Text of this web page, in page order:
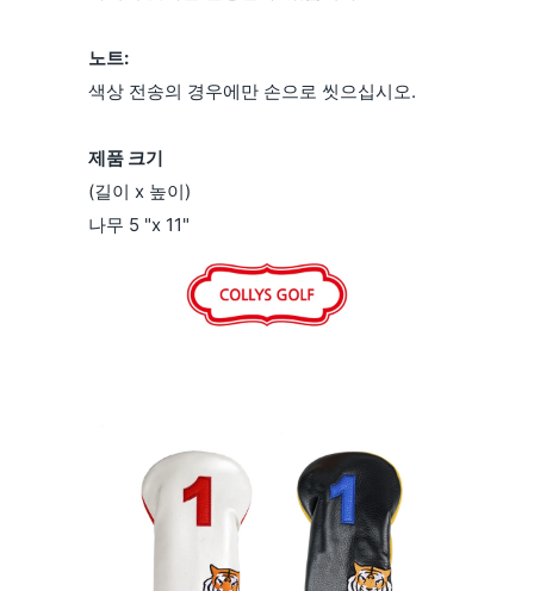
노트:
색상 전송의 경우에만 손으로 ​​씻으십시오.
제품 크기
(길이 x 높이)
나무 5 "x 11"